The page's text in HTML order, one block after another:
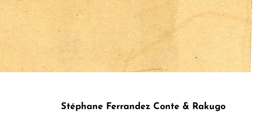
Stéphane Ferrandez Conte & Rakugo